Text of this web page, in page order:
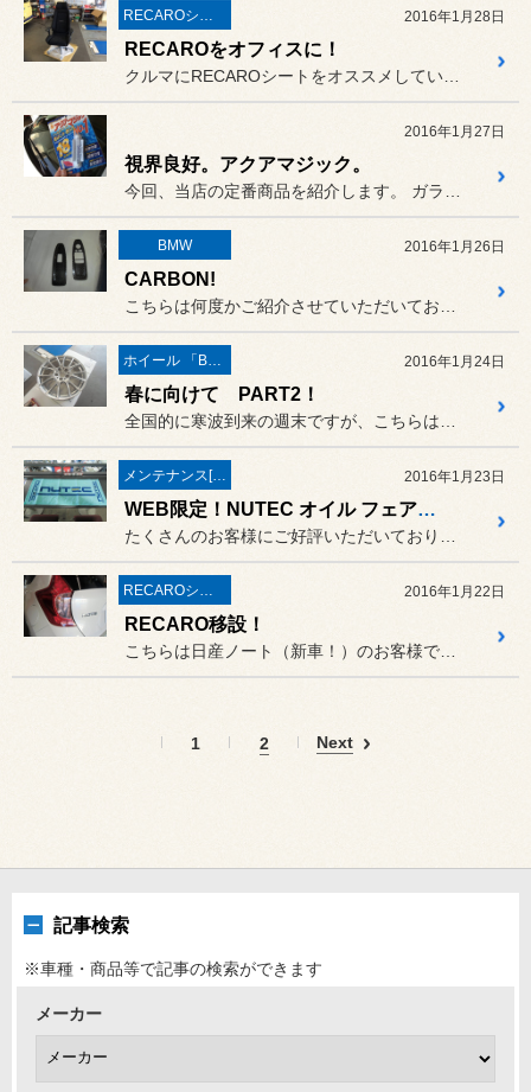
RECAROシート 2016年1月28日
RECAROをオフィスに！
2016年1月27日
視界良好。アクアマジック。
BMW 2016年1月26日
CARBON!
ホイール 「BBS」 2016年1月24日
春に向けて PART2！
メンテナンス[(オイル・バッテリー・ＲＥＣＳなど) 2016年1月23日
WEB限定！NUTEC オイル フェア！！
RECAROシート 2016年1月22日
RECARO移設！
1 2 Next
記事検索
※車種・商品等で記事の検索ができます
メーカー